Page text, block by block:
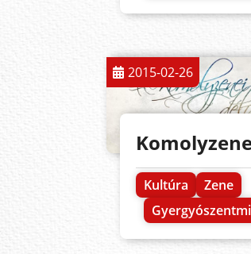
2015-02-26
Kultúra
Zene